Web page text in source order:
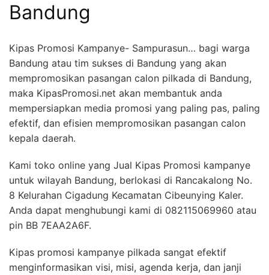
Bandung
Kipas Promosi Kampanye- Sampurasun… bagi warga
Bandung atau tim sukses di Bandung yang akan
mempromosikan pasangan calon pilkada di Bandung,
maka KipasPromosi.net akan membantuk anda
mempersiapkan media promosi yang paling pas, paling
efektif, dan efisien mempromosikan pasangan calon
kepala daerah.
Kami toko online yang Jual Kipas Promosi kampanye
untuk wilayah Bandung, berlokasi di Rancakalong No.
8 Kelurahan Cigadung Kecamatan Cibeunying Kaler.
Anda dapat menghubungi kami di 082115069960 atau
pin BB 7EAA2A6F.
Kipas promosi kampanye pilkada sangat efektif
menginformasikan visi, misi, agenda kerja, dan janji